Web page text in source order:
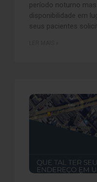
período noturno
disponibilidade em
seus pacientes